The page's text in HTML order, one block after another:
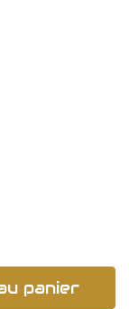
panier